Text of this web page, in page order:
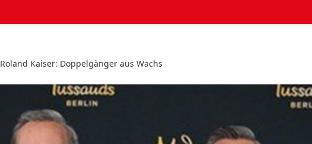
Roland Kaiser: Doppelgänger aus Wachs